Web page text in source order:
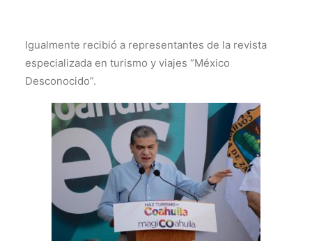
Igualmente recibió a representantes de la revista
especializada en turismo y viajes “México
Desconocido”.